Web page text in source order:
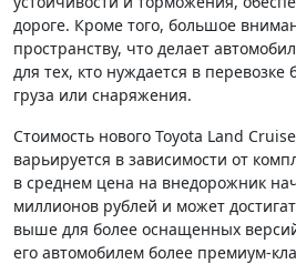
дороге. Кроме того, большое
пространству, что делает
для тех, кто нуждается в перевозке
груза или снаряжения.
Стоимость нового Toyota Land
варьируется в зависимости от
в среднем цена на внедорожник
миллионов рублей и может
выше для более оснащенных
его автомобилем более премиум-